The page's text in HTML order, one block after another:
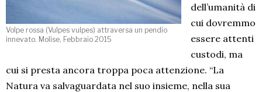
Volpe rossa (Vulpes vulpes) attraversa un pendio
innevato. Molise, Febbraio 2015
dell’umanità di
cui dovremmo
essere attenti
custodi, ma
cui si presta ancora troppa poca attenzione. “La
Natura va salvaguardata nel suo insieme, nella sua